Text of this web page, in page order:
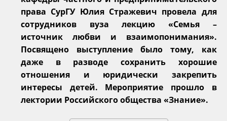
права СурГУ Юлия Стражевич провела для
сотрудников вуза лекцию «Семья –
источник любви и взаимопонимания».
Посвящено выступление было тому, как
даже в разводе сохранить хорошие
отношения и юридически закрепить
интересы детей. Мероприятие прошло в
лектории Российского общества «Знание».